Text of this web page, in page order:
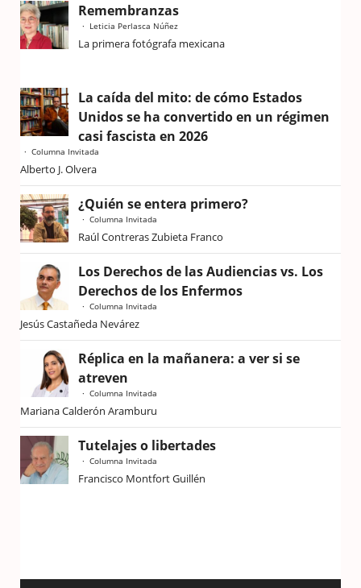
Remembranzas
Leticia Perlasca Núñez
La primera fotógrafa mexicana
La caída del mito: de cómo Estados
Unidos se ha convertido en un régimen
casi fascista en 2026
Columna Invitada
Alberto J. Olvera
¿Quién se entera primero?
Columna Invitada
Raúl Contreras Zubieta Franco
Los Derechos de las Audiencias vs. Los
Derechos de los Enfermos
Columna Invitada
Jesús Castañeda Nevárez
Réplica en la mañanera: a ver si se
atreven
Columna Invitada
Mariana Calderón Aramburu
Tutelajes o libertades
Columna Invitada
Francisco Montfort Guillén